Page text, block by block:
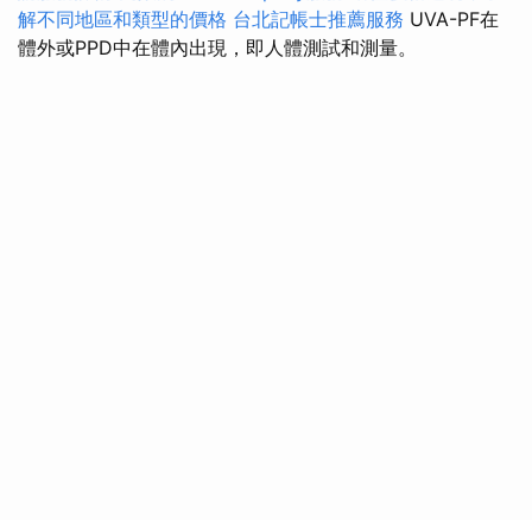
解不同地區和類型的價格 台北記帳士推薦服務 UVA-PF在
體外或PPD中在體內出現，即​​人體測試和測量。